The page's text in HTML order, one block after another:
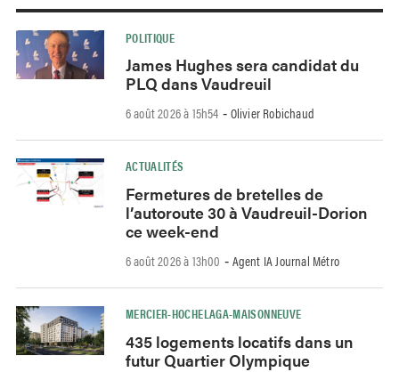
POLITIQUE
James Hughes sera candidat du
PLQ dans Vaudreuil
6 août 2026 à 15h54 - Olivier Robichaud
ACTUALITÉS
Fermetures de bretelles de
l’autoroute 30 à Vaudreuil-Dorion
ce week-end
6 août 2026 à 13h00 - Agent IA Journal Métro
MERCIER-HOCHELAGA-MAISONNEUVE
435 logements locatifs dans un
futur Quartier Olympique